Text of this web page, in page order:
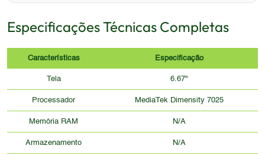
Especificações Técnicas Completas
Características Especificação
Tela 6.67"
Processador MediaTek Dimensity 7025
Memória RAM N/A
Armazenamento N/A